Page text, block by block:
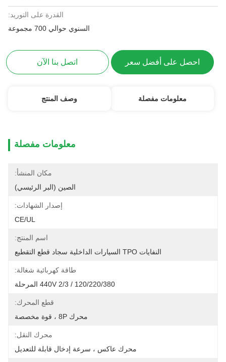
القدرة على التوريد:
السنوي حوالي 700 مجموعة
احصل على أفضل سعر اتصل بنا الآن
معلومات مفصلة وصف المنتج
معلومات مفصلة
مكان المنشأ:
الصين (البر الرئيسي)
إصدار الشهادات:
CE/UL
اسم المنتج:
النفايات TPO السيارات الداخلية سجاد قطع التقطيع
طاقة كهربائية شغالة:
120/220/380 / 440V 2/3 المرحلة
قطع المحرك:
محرك 8P ، قوة مخصصة
محرك النقل:
محرك عاكس ، سرعة إدخال قابلة للتعديل